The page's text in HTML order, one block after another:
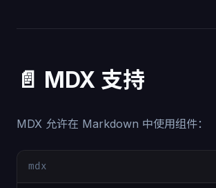
📄 MDX 支持
MDX 允许在 Markdown 中使用组件：
mdx